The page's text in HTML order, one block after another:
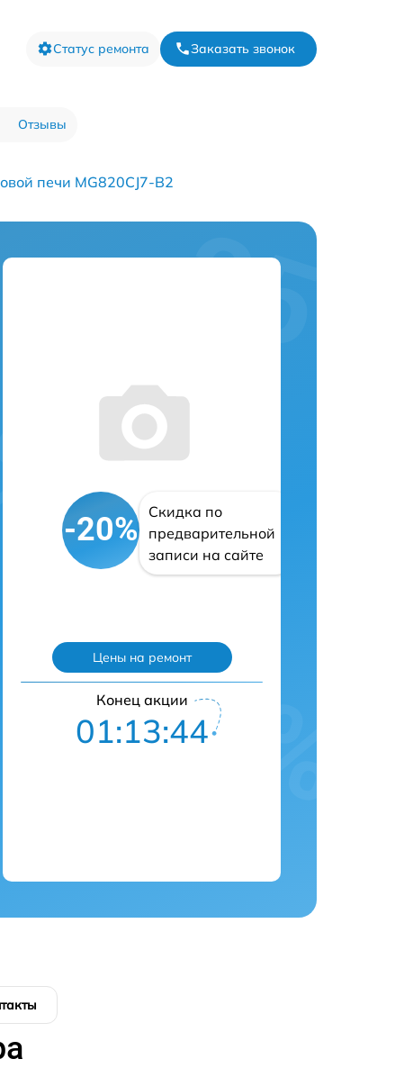
Статус ремонта Заказать звонок
Отзывы
печи MG820CJ7-B2
-20%
Скидка по
предварительной
записи на сайте
Цены на ремонт
Конец акции
01:13:43